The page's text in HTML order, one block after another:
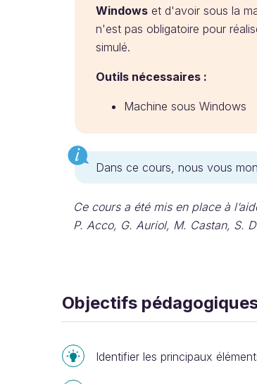
Windows et d'avoir sous la
n'est pas obligatoire pour
simulé.
Outils nécessaires :
Machine sous Windows
Dans ce cours, nous vous
Ce cours a été mis en place à
P. Acco, G. Auriol, M. Castan, S.
Objectifs
Identifier les principaux